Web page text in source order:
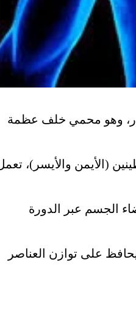
وهو محمي خلف عظمة
(الأيمن والأيسر)،
الجسم عبر الدورة
على توازن العناصر